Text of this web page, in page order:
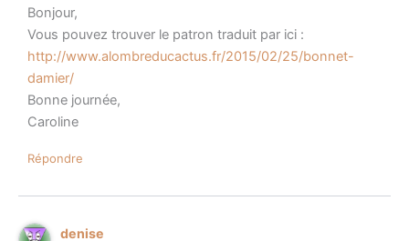
Bonjour,
Vous pouvez trouver le patron traduit par ici :
http://www.alombreducactus.fr/2015/02/25/bonnet-
damier/
Bonne journée,
Caroline
Répondre
denise